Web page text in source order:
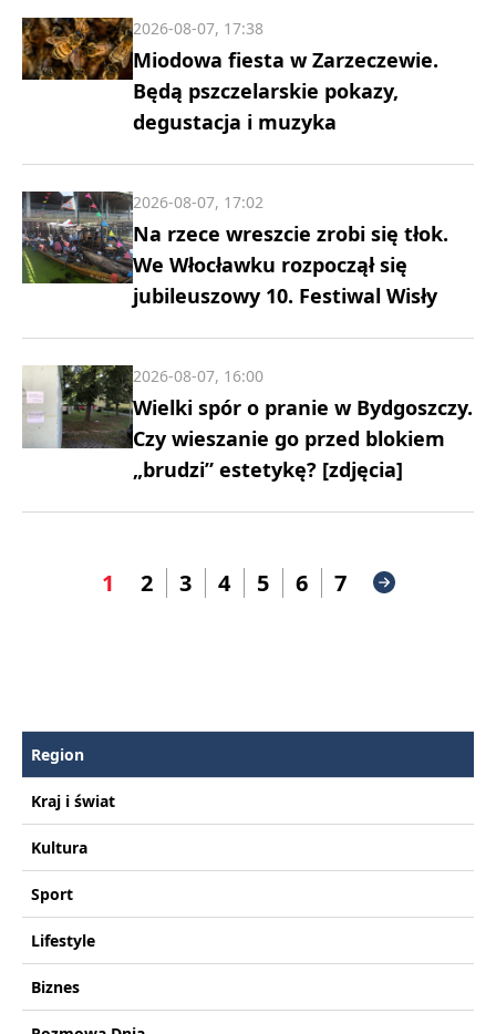
Miodowa fiesta w Zarzeczewie.
Będą pszczelarskie pokazy,
degustacja i muzyka
2026-08-07, 17:38
Na rzece wreszcie zrobi się tłok.
We Włocławku rozpoczął się
jubileuszowy 10. Festiwal Wisły
2026-08-07, 17:02
Wielki spór o pranie w Bydgoszczy.
Czy wieszanie go przed blokiem
„brudzi” estetykę? [zdjęcia]
2026-08-07, 16:00
1 2 3 4 5 6 7
Region
Kraj i świat
Kultura
Sport
Lifestyle
Biznes